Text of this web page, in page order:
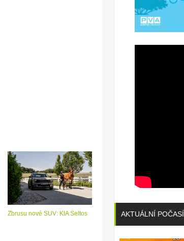
Zbrusu nové SUV: KIA Seltos AKTUÁLNÍ POČASÍ